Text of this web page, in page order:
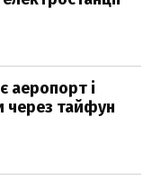
аеропорт і
через тайфун